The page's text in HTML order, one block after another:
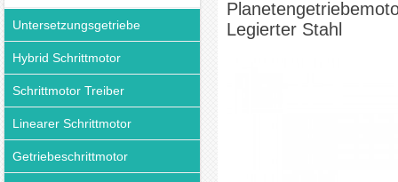
Untersetzungsgetriebe
Hybrid Schrittmotor
Schrittmotor Treiber
Linearer Schrittmotor
Getriebeschrittmotor
Legierter Stahl